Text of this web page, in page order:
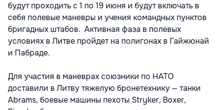
будут проходить с 1 по 19 июня и будут включать в
себя полевые маневры и учения командных пунктов
бригадных штабов. Активная фаза в полевых
условиях в Литве пройдет на полигонах в Гайжюнай
и Пабраде.
Для участия в маневрах союзники по НАТО
доставили в Литву тяжелую бронетехнику — танки
Abrams, боевые машины пехоты Stryker, Boxer,